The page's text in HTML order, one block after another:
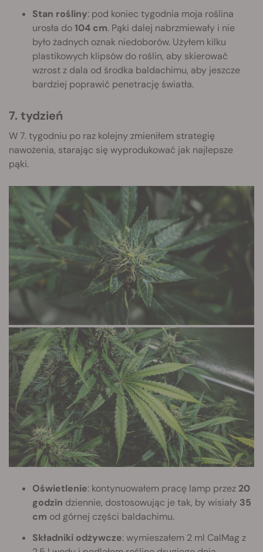
Stan rośliny: pod koniec tygodnia moja roślina
urosła do104 cm. Pąki dalej nabrzmiewały i nie
było żadnych oznak niedoborów. Użyłem kilku
plastikowych klipsów do roślin, aby skierować
wzrost z dala od środka baldachimu, aby jeszcze
bardziej poprawić penetrację światła.
7. tydzień
W 7. tygodniu po raz kolejny zmieniłem strategię
nawożenia, starając się wyprodukować jak najlepsze
pąki.
Oświetlenie: kontynuowałem pracę lamp przez 20
godzin dziennie, dostosowując je tak, by wisiały 35
cm od górnej części baldachimu.
Składniki odżywcze: wymieszałem 2 ml CalMag z